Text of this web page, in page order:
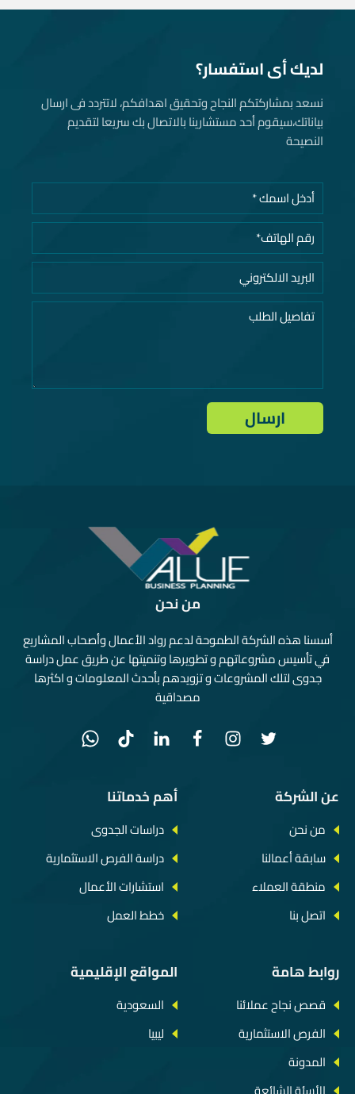
لديك أى استفسار؟
نسعد بمشاركتكم النجاح وتحقيق اهدافكم، لاتتردد فى ارسال
بياناتك، سيقوم أحد مستشارينا بالاتصال بك سريعا لتقديم
النصيحة
من نحن
أسسنا هذه الشركة الطموحة لدعم رواد الأعمال وأصحاب المشاريع
في تأسيس مشروعاتهم و تطويرها وتنميتها عن طريق عمل دراسة
جدوى لتلك المشروعات و تزويدهم بأحدث المعلومات و اكثرها
مصداقية
عن الشركة
من نحن
سابقة أعمالنا
منطقة العملاء
اتصل بنا
أهم خدماتنا
دراسات الجدوى
دراسة الفرص الاستثمارية
استشارات الأعمال
خطط العمل
روابط هامة
قصص نجاح عملائنا
الفرص الاستثمارية
المدونة
المواقع الإقليمية
السعودية
ليبيا